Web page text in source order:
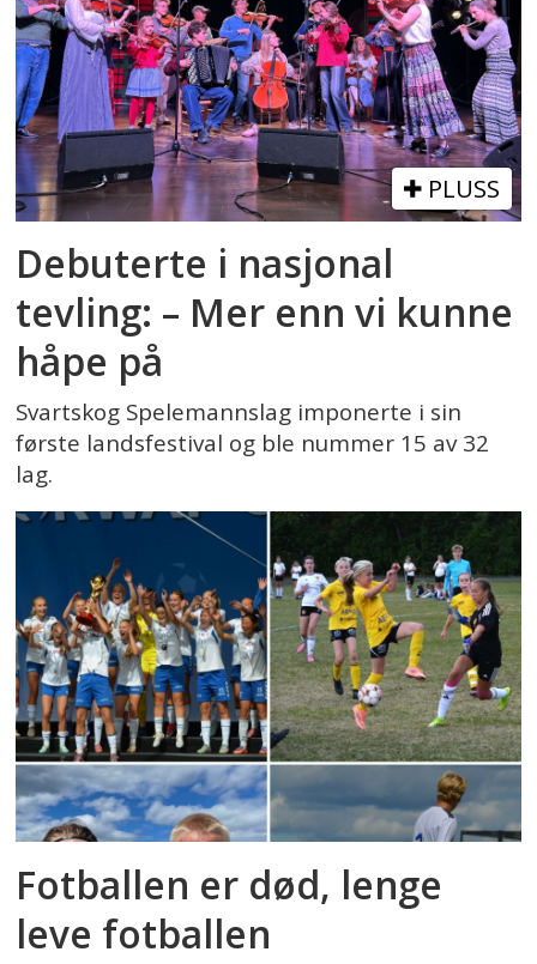
PLUSS
Debuterte i nasjonal
tevling: – Mer enn vi kunne
håpe på
Svartskog Spelemannslag imponerte i sin
første landsfestival og ble nummer 15 av 32
lag.
Fotballen er død, lenge
leve fotballen